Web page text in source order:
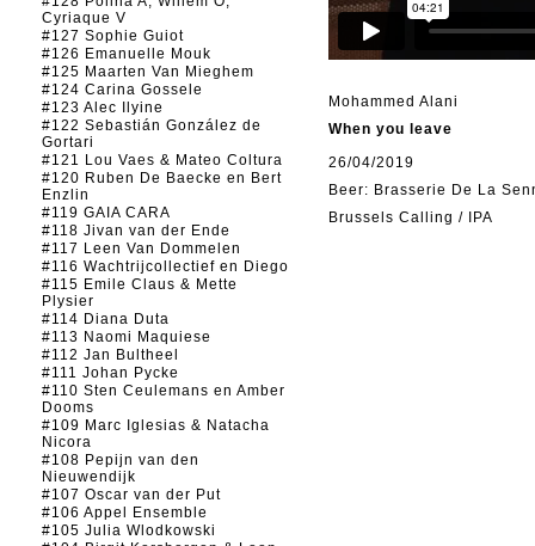
Cyriaque V
#127 Sophie Guiot
#126 Emanuelle Mouk
#125 Maarten Van Mieghem
#124 Carina Gossele
#123 Alec Ilyine
#122 Sebastián González de
Gortari
#121 Lou Vaes & Mateo Coltura
#120 Ruben De Baecke en Bert
Enzlin
#119 GAIA CARA
#118 Jivan van der Ende
#117 Leen Van Dommelen
#116 Wachtrijcollectief en Diego
#115 Emile Claus & Mette
Plysier
#114 Diana Duta
#113 Naomi Maquiese
#112 Jan Bultheel
#111 Johan Pycke
#110 Sten Ceulemans en Amber
Dooms
#109 Marc Iglesias & Natacha
Nicora
#108 Pepijn van den
Nieuwendijk
#107 Oscar van der Put
#106 Appel Ensemble
#105 Julia Wlodkowski
Mohammed Alani
When you leave
26/04/2019
Beer: Brasserie De La
Brussels Calling / IPA